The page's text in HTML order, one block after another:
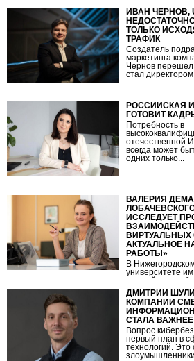
ИВАН ЧЕРНОВ,
ТОЛЬКО
ТРАФИК
Создатель
маркетинга
Чернов перешел
стал директором
РОССИЙСКАЯ
ГОТОВИТ
Потребность в
отечественной
всегда может
одних только...
ВАЛЕРИЯ
ИССЛЕДУЕТ
ВИРТУАЛЬНЫХ
АКТУАЛЬНОЕ
РАБОТЫ»
В
университете
шестой год на
социальных наук ведется подготовка...
ДМИТРИЙ
КОМПАНИИ
СТАЛА ВАЖНЕЕ
Вопрос
первый план в
технологий. Это